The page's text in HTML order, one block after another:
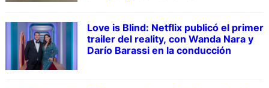
Love is Blind: Netflix publicó el primer
trailer del reality, con Wanda Nara y
Darío Barassi en la conducción